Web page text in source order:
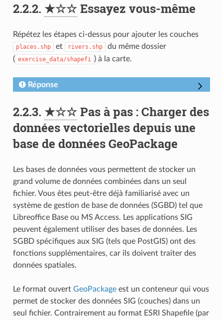
2.2.2. ★☆☆Essayez vous-même
Répétez les étapes ci-dessus pour ajouter les couches
places.shp et rivers.shp
du même dossier
( exercise_data/shapefi ) à la carte.
Réponse
2.2.3. ★☆☆Pas à pas : Charger des
données vectorielles depuis une
base de données GeoPackage
Les bases de données vous permettent de stocker un
grand volume de données combinées dans un seul
fichier. Vous êtes peut-être déjà familiarisé avec un
système de gestion de base de données (SGBD) tel que
Libreoffice Base ou MS Access. Les applications SIG
peuvent également utiliser des bases de données. Les
SGBD spécifiques aux SIG (tels que PostGIS) ont des
fonctions supplémentaires, car ils doivent traiter des
données spatiales.
Le format ouvert GeoPackageest un conteneur qui vous
permet de stocker des données SIG (couches) dans un
seul fichier. Contrairement au format ESRI Shapefile (par